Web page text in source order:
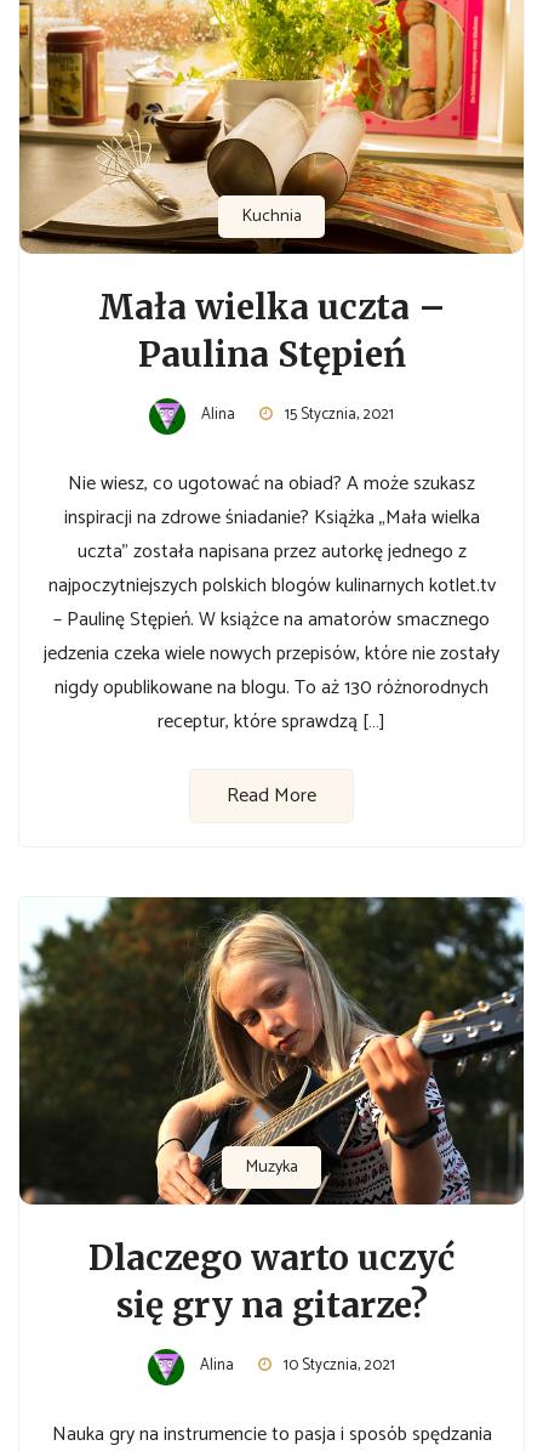
Kuchnia
Mała wielka uczta –
Paulina Stępień
Alina 15 Stycznia, 2021
Nie wiesz, co ugotować na obiad? A może szukasz
inspiracji na zdrowe śniadanie? Książka „Mała wielka
uczta” została napisana przez autorkę jednego z
najpoczytniejszych polskich blogów kulinarnych kotlet.tv
– Paulinę Stępień. W książce na amatorów smacznego
jedzenia czeka wiele nowych przepisów, które nie zostały
nigdy opublikowane na blogu. To aż 130 różnorodnych
receptur, które sprawdzą […]
Read More
Muzyka
Dlaczego warto uczyć
się gry na gitarze?
Alina 10 Stycznia, 2021
Nauka gry na instrumencie to pasja i sposób spędzania